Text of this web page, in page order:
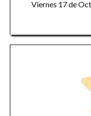
Viernes 17 de